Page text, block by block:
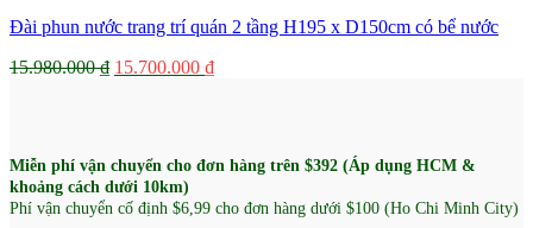
Đài phun nước trang trí quán 2 tầng H195 x D150cm có bể nước
15.980.000₫ Giá
15.700.000 ₫Giá
Miễn phí vận chuyển cho đơn hàng trên $392 (Áp dụng HCM &
khoảng cách dưới 10km)
Phí vận chuyển cố định $6,99 cho đơn hàng dưới $100 (Ho Chi Minh City)